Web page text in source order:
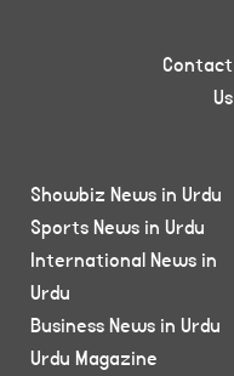
Contact
Us
Showbiz News in Urdu
Sports News in Urdu
International News in
Urdu
Business News in Urdu
Urdu Magazine